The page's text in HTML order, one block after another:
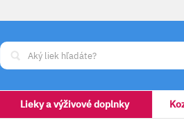
Lieky a výživové doplnky